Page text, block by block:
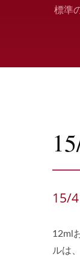
標準
15/
12ml
ルは